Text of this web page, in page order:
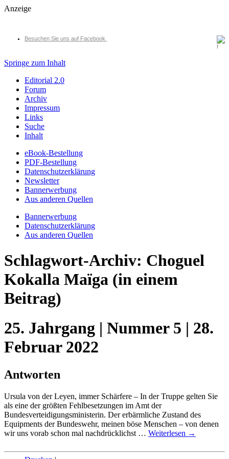
Anzeige
Besuchen Sie uns auf Facebook
Springe zum Inhalt
Editorial 2.0
Forum
Archiv
Impressum
Links
Suche
Inhalt
eBook-Bestellung
PDF-Bestellung
Datenschutzerklärung
Newsletter
Bannerwerbung
Aus anderen Quellen
Bannerwerbung
Datenschutzerklärung
Aus anderen Quellen
Schlagwort-Archiv: Choguel
Kokalla Maïga (in einem
Beitrag)
25. Jahrgang | Nummer 5 | 28.
Februar 2022
Antworten
Ursula von der Leyen, immer Schärfere – In der Truppe gelten Sie
als eine der größten Fehlbesetzungen im Amt der
Bundesverteidigungsministerin. Der erbärmliche Zustand des
Equipments der Bundeswehr, meinen böse Menschen – von denen
wir uns vorab schon mal nachdrücklichst … Weiterlesen →